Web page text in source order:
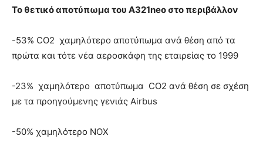
Το θετικό αποτύπωμα του A321neo στο περιβάλλον
-53% CO2 χαμηλότερο αποτύπωμα ανά θέση από τα
πρώτα και τότε νέα αεροσκάφη της εταιρείας το 1999
-23% χαμηλότερο αποτύπωμα CO2 ανά θέση σε σχέση
με τα προηγούμενης γενιάς Airbus
-50% χαμηλότερο NOX